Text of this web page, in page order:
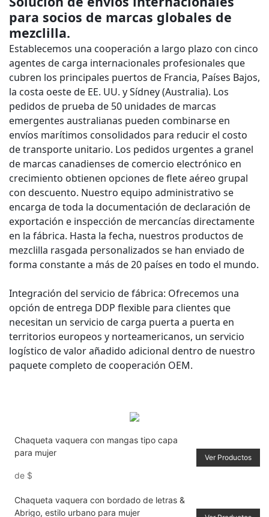
para socios de marcas globales de
mezclilla.
Establecemos una cooperación a largo plazo con cinco
agentes de carga internacionales profesionales que
cubren los principales puertos de Francia, Países Bajos,
la costa oeste de EE. UU. y Sídney (Australia). Los
pedidos de prueba de 50 unidades de marcas
emergentes australianas pueden combinarse en
envíos marítimos consolidados para reducir el costo
de transporte unitario. Los pedidos urgentes a granel
de marcas canadienses de comercio electrónico en
crecimiento obtienen opciones de flete aéreo grupal
con descuento. Nuestro equipo administrativo se
encarga de toda la documentación de declaración de
exportación e inspección de mercancías directamente
en la fábrica. Hasta la fecha, nuestros productos de
mezclilla rasgada personalizados se han enviado de
forma constante a más de 20 países en todo el mundo.
Integración del servicio de fábrica: Ofrecemos una
opción de entrega DDP flexible para clientes que
necesitan un servicio de carga puerta a puerta en
territorios europeos y norteamericanos, un servicio
logístico de valor añadido adicional dentro de nuestro
paquete completo de cooperación OEM.
Chaqueta vaquera con mangas tipo capa
para mujer
de $
Ver Productos
Chaqueta vaquera con bordado de letras &
Abrigo, estilo urbano para mujer